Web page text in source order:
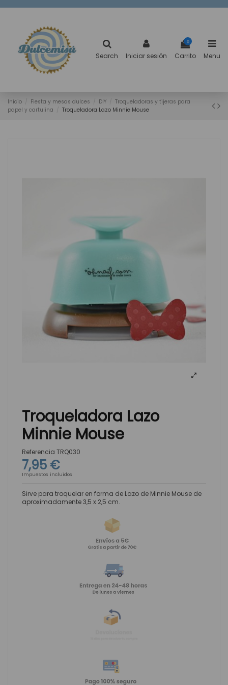
Search Iniciar sesión
0
Carrito Menu
Inicio Fiesta y mesas dulces DIY
Troqueladoras y tijeras para
papel y cartulina
Troqueladora Lazo Minnie Mouse
Troqueladora Lazo
Minnie Mouse
Referencia TRQ030
7,95 €
Impuestos incluidos
Sirve para troquelar en forma de Lazo de Minnie Mouse de
aproximadamente 3,5 x 2,5 cm.